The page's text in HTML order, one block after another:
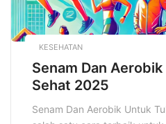
KESEHATAN
Senam Dan
Sehat 2025
Senam Dan Aerobik Untuk